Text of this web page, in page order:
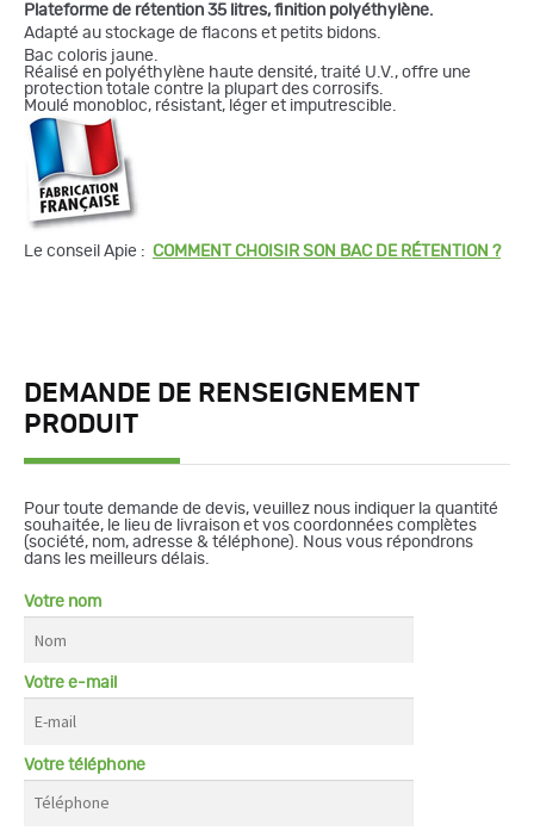
Plateforme de rétention 35 litres, finition polyéthylène.
Adapté au stockage de flacons et petits bidons.
Bac coloris jaune.
Réalisé en polyéthylène haute densité, traité U.V., offre une
protection totale contre la plupart des corrosifs.
Moulé monobloc, résistant, léger et imputrescible.
Le conseil Apie : COMMENT CHOISIR SON BAC DE RÉTENTION ?
DEMANDE DE RENSEIGNEMENT
PRODUIT
Pour toute demande de devis, veuillez nous indiquer la quantité
souhaitée, le lieu de livraison et vos coordonnées complètes
(société, nom, adresse & téléphone). Nous vous répondrons
dans les meilleurs délais.
Votre nom
Votre e-mail
Votre téléphone